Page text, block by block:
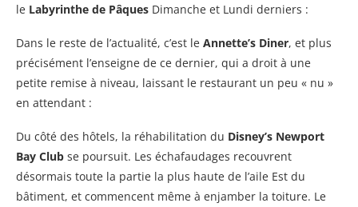
le Labyrinthe de Pâques Dimanche et Lundi derniers :
Dans le reste de l’actualité, c’est le Annette’s Diner, et plus
précisément l’enseigne de ce dernier, qui a droit à une
petite remise à niveau, laissant le restaurant un peu « nu »
en attendant :
Du côté des hôtels, la réhabilitation du Disney’s Newport
Bay Club se poursuit. Les échafaudages recouvrent
désormais toute la partie la plus haute de l’aile Est du
bâtiment, et commencent même à enjamber la toiture. Le